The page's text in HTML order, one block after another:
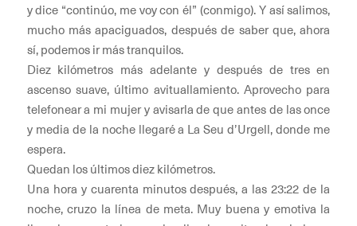
y dice “continúo, me voy con él” (conmigo). Y así salimos,
mucho más apaciguados, después de saber que, ahora
sí, podemos ir más tranquilos.
Diez kilómetros más adelante y después de tres en
ascenso suave, último avituallamiento. Aprovecho para
telefonear a mi mujer y avisarla de que antes de las once
y media de la noche llegaré a La Seu d’Urgell, donde me
espera.
Quedan los últimos diez kilómetros.
Una hora y cuarenta minutos después, a las 23:22 de la
noche, cruzo la línea de meta. Muy buena y emotiva la